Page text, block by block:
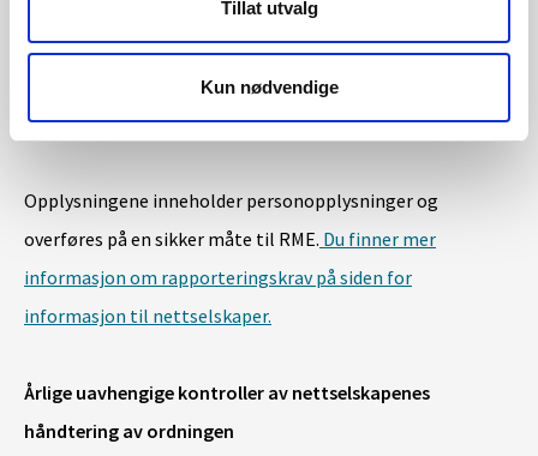
Tillat utvalg
Kun nødvendige
for beløpene som er utbetalt. Sammen med fakturaen
rapporterer de informasjon som gjør det mulig for RME å
kontrollere at støtten er riktig beregnet og utbetalt i tråd
med gjeldende regler.
Opplysningene inneholder personopplysninger og
overføres på en sikker måte til RME. Du finner mer
informasjon om rapporteringskrav på siden for
informasjon til nettselskaper.
Årlige uavhengige kontroller av nettselskapenes
håndtering av ordningen